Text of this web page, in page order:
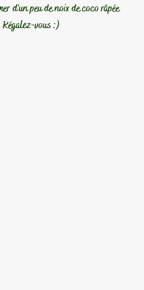
d'un peu de noix de coco râpée
vous :)